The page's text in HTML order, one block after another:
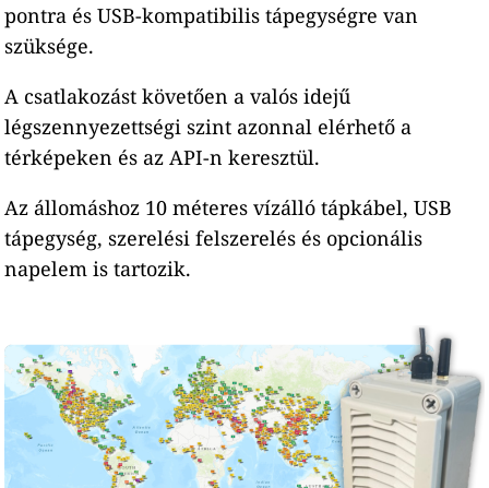
pontra és USB-kompatibilis tápegységre van
szüksége.
A csatlakozást követően a valós idejű
légszennyezettségi szint azonnal elérhető a
térképeken és az API-n keresztül.
Az állomáshoz 10 méteres vízálló tápkábel, USB
tápegység, szerelési felszerelés és opcionális
napelem is tartozik.